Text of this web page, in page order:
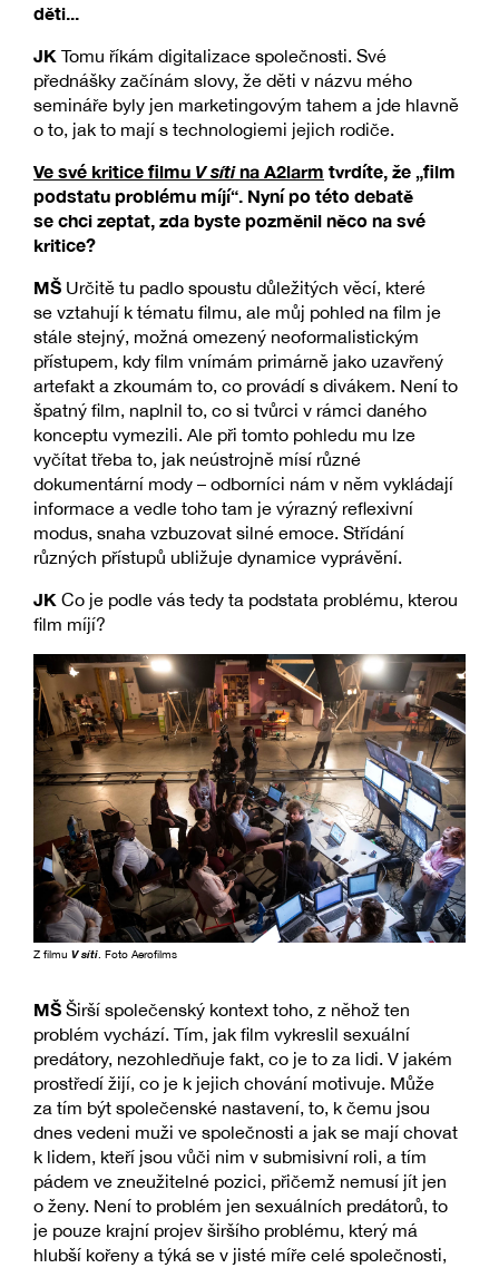
děti...
JK Tomu říkám digitalizace společnosti. Své
přednášky začínám slovy, že děti v názvu mého
semináře byly jen marketingovým tahem a jde hlavně
o to, jak to mají s technologiemi jejich rodiče.
Ve své kritice filmu V sítina A2larm tvrdíte, že „film
podstatu problému míjí“. Nyní po této debatě
se chci zeptat, zda byste pozměnil něco na své
kritice?
MŠ Určitě tu padlo spoustu důležitých věcí, které
se vztahují k tématu filmu, ale můj pohled na film je
stále stejný, možná omezený neoformalistickým
přístupem, kdy film vnímám primárně jako uzavřený
artefakt a zkoumám to, co provádí s divákem. Není to
špatný film, naplnil to, co si tvůrci v rámci daného
konceptu vymezili. Ale při tomto pohledu mu lze
vyčítat třeba to, jak neústrojně mísí různé
dokumentární mody – odborníci nám v něm vykládají
informace a vedle toho tam je výrazný reflexivní
modus, snaha vzbuzovat silné emoce. Střídání
různých přístupů ubližuje dynamice vyprávění.
JK Co je podle vás tedy ta podstata problému, kterou
film míjí?
Z filmu V síti . Foto Aerofilms
MŠ Širší společenský kontext toho, z něhož ten
problém vychází. Tím, jak film vykreslil sexuální
predátory, nezohledňuje fakt, co je to za lidi. V jakém
prostředí žijí, co je k jejich chování motivuje. Může
za tím být společenské nastavení, to, k čemu jsou
dnes vedeni muži ve společnosti a jak se mají chovat
k lidem, kteří jsou vůči nim v submisivní roli, a tím
pádem ve zneužitelné pozici, přičemž nemusí jít jen
o ženy. Není to problém jen sexuálních predátorů, to
je pouze krajní projev širšího problému, který má
hlubší kořeny a týká se v jisté míře celé společnosti,